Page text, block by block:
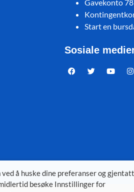
Gavekonto
Start en
Sosiale
å huske dine preferanser og
besøke Innstillinger for